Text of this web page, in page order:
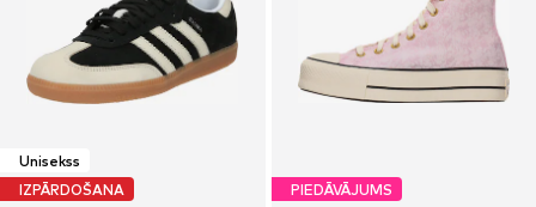
Unisekss
IZPĀRDOŠANA
PIEDĀVĀJUMS